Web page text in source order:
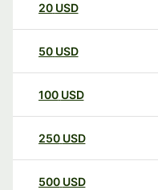
20 USD
50 USD
100 USD
250 USD
500 USD